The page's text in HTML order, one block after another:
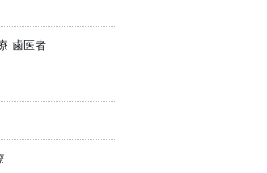
歯医者